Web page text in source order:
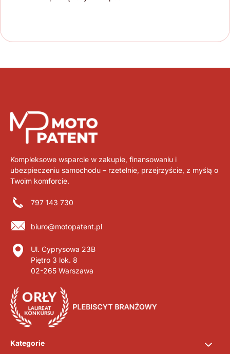
Kompleksowe wsparcie w zakupie, finansowaniu i
ubezpieczeniu samochodu – rzetelnie, przejrzyście, z myślą o
Twoim komforcie.
797 143 730
biuro@motopatent.pl
Ul. Cyprysowa 23B
Piętro 3 lok. 8
02-265 Warszawa
Kategorie